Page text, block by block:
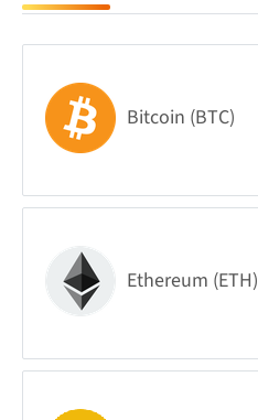
Bitcoin (BTC)
Ethereum (ETH)